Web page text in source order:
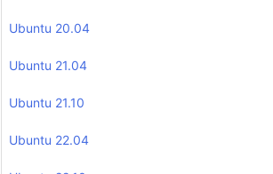
Ubuntu 20.04
Ubuntu 21.04
Ubuntu 21.10
Ubuntu 22.04